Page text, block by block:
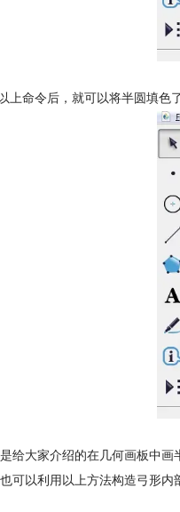
上命令后，就可以将半圆填色
给大家介绍的在几何画板中
可以利用以上方法构造弓形内